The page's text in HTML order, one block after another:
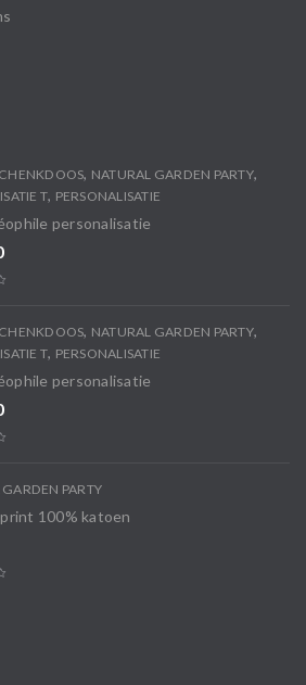
, NATURAL GARDEN PARTY,
T, PERSONALISATIE
personalisatie
, NATURAL GARDEN PARTY,
T, PERSONALISATIE
personalisatie
PARTY
100% katoen